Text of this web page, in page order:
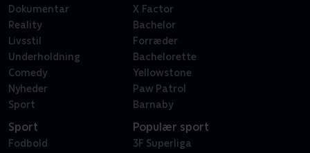
Dokumentar
Reality
Livsstil
Underholdning
Comedy
Nyheder
Sport
X Factor
Bachelor
Forræder
Bachelorette
Yellowstone
Paw Patrol
Barnaby
Sport
Fodbold
Populær sport
3F Superliga